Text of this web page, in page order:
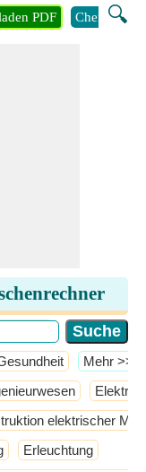
🔍
PDF Chemie
​Mehr >>
elektrischer
Erleuchtung